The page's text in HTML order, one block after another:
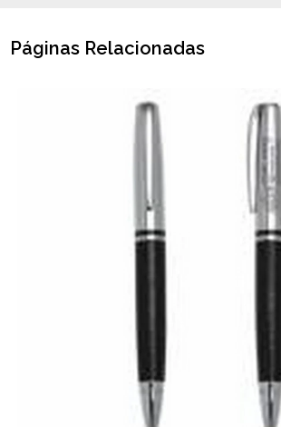
Páginas Relacionadas